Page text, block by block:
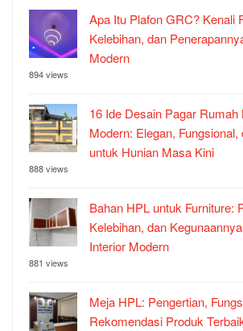
Apa Itu Plafon GRC? Kenali
Kelebihan, dan
Modern
894 views
16 Ide Desain Pagar Rumah
Modern: Elegan,
untuk Hunian Masa Kini
888 views
Bahan HPL untuk Furniture:
Kelebihan, dan
Interior Modern
881 views
Meja HPL: Pengertian,
Rekomendasi Produk